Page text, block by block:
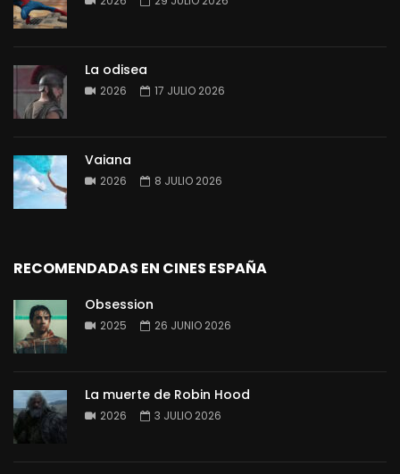
La odisea
2026 17 JULIO 2026
Vaiana
2026 8 JULIO 2026
RECOMENDADAS EN CINES ESPAÑA
Obsession
2025 26 JUNIO 2026
La muerte de Robin Hood
2026 3 JULIO 2026